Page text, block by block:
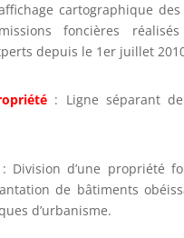
cartographique
foncières
depuis le 1er juillet
: Ligne séparant
: Division d’une propriété
de bâtiments
d’urbanisme.